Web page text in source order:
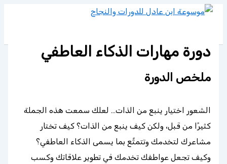
تخطي
المحتوى
دورة مهارات الذكاء العاطفي
ملخص الدورة
الشعور اختيار ينبع من الذات… لعلك سمعت هذه الجملة
كثيرًا من قبل، ولكن كيف ينبع من الذات؟ كيف تختار
مشاعرك لتخدمك وتتمتَّع بما يسمى الذكاء العاطفي؟
وكيف تجعل عواطفك تخدمك في تطوير علاقاتك وكسب